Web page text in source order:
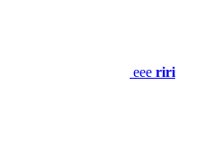
eee riri